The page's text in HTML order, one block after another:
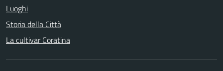
Luoghi
Storia della Città
La cultivar Coratina